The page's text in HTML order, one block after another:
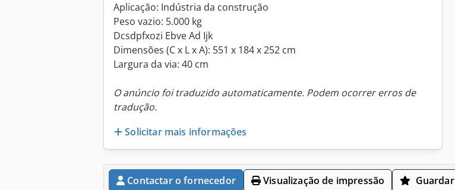
Aplicação: Indústria da construção
Peso vazio: 5.000 kg
Dcsdpfxozi Ebve Ad Ijk
Dimensões (C x L x A): 551 x 184 x 252 cm
Largura da via: 40 cm
O anúncio foi traduzido automaticamente. Podem ocorrer erros de
tradução.
Solicitar mais informações
Contactar o fornecedor Visualização de impressão Guardar